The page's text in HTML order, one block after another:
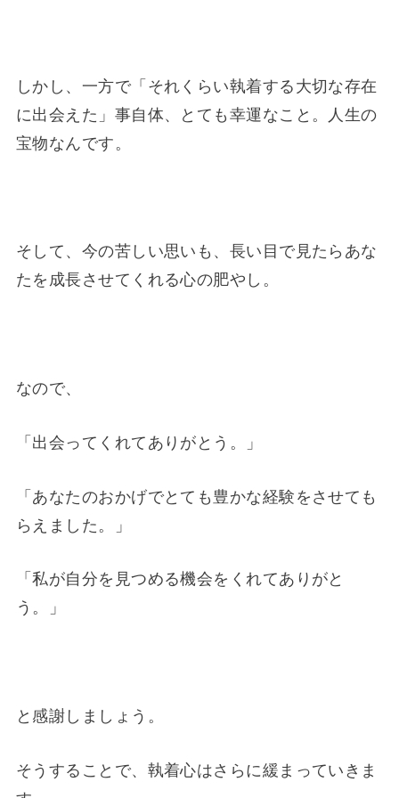
しかし、一方で「それくらい執着する大切な存在
に出会えた」事自体、とても幸運なこと。人生の
宝物なんです。
そして、今の苦しい思いも、長い目で見たらあな
たを成長させてくれる心の肥やし。
なので、
「出会ってくれてありがとう。」
「あなたのおかげでとても豊かな経験をさせても
らえました。」
「私が自分を見つめる機会をくれてありがと
う。」
と感謝しましょう。
そうすることで、執着心はさらに緩まっていきま